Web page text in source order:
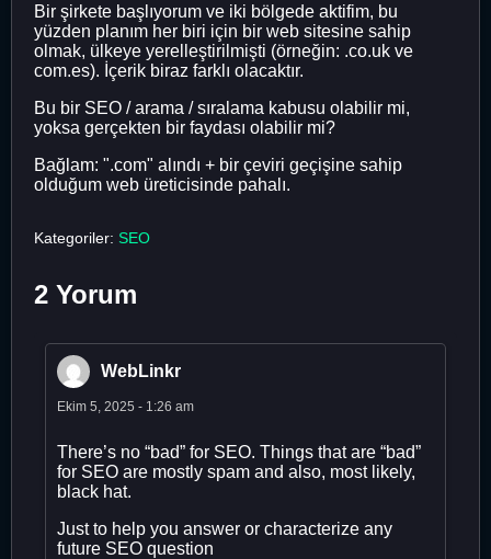
Bir şirkete başlıyorum ve iki bölgede aktifim, bu
yüzden planım her biri için bir web sitesine sahip
olmak, ülkeye yerelleştirilmişti (örneğin: .co.uk ve
com.es). İçerik biraz farklı olacaktır.
Bu bir SEO / arama / sıralama kabusu olabilir mi,
yoksa gerçekten bir faydası olabilir mi?
Bağlam: ".com" alındı ​​+ bir çeviri geçişine sahip
olduğum web üreticisinde pahalı.
Kategoriler: SEO
2 Yorum
WebLinkr
Ekim 5, 2025 - 1:26 am
There’s no “bad” for SEO. Things that are “bad”
for SEO are mostly spam and also, most likely,
black hat.
Just to help you answer or characterize any
future SEO question